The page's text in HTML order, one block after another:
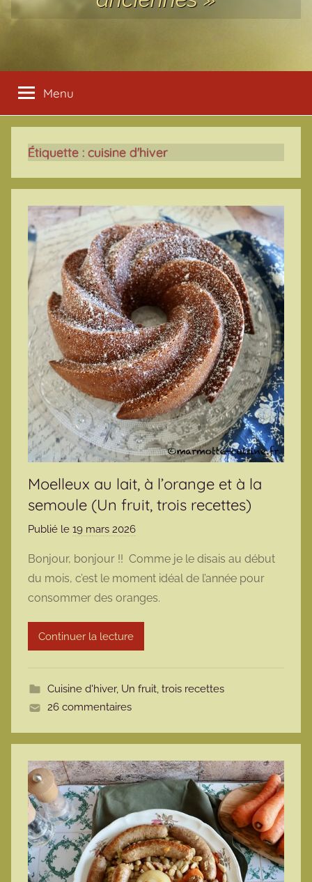
Menu
Étiquette : cuisine d'hiver
Moelleux au lait, à l’orange et à la
semoule (Un fruit, trois recettes)
Publié le 19 mars 2026
r
m
a
r
t
Bonjour, bonjour !! Comme je le disais au début
du mois, c’est le moment idéal de l’année pour
consommer des oranges.
Continuer la lecture
Cuisine d'hiver, Un fruit, trois recettes
26 commentaires